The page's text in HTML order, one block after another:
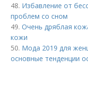
48. Избавление от
проблем со сном
49.Очень дряблая
кожи
50. Мода 2019 для
основные тенденции